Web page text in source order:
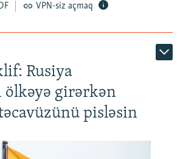
VPN-siz açmaq
Rusiya
ölkəyə girərkən
pisləsin